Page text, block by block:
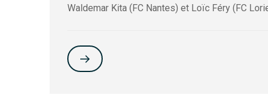
Waldemar Kita (FC Nantes) et Loïc Féry (FC